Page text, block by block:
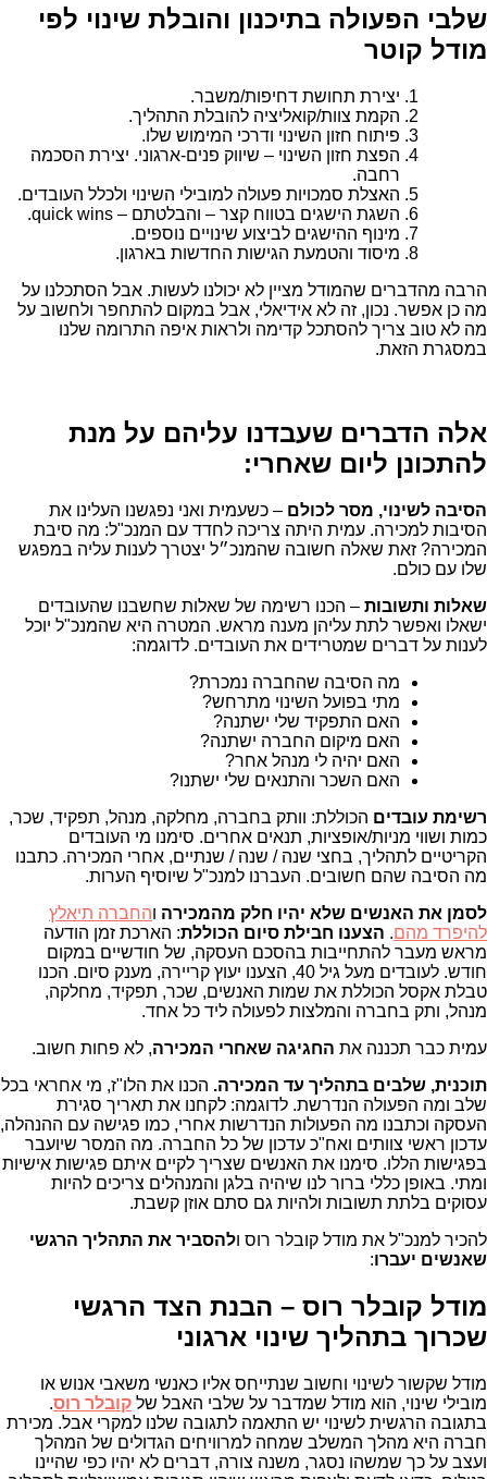
שלבי הפעולה בתיכנון והובלת שינוי לפי
מודל קוטר
יצירת תחושת דחיפות/משבר.
הקמת צוות/קואליציה להובלת התהליך.
פיתוח חזון השינוי ודרכי המימוש שלו.
הפצת חזון השינוי – שיווק פנים-ארגוני. יצירת הסכמה
רחבה.
האצלת סמכויות פעולה למובילי השינוי ולכלל העובדים.
השגת הישגים בטווח קצר – והבלטתם – quick wins.
מינוף ההישגים לביצוע שינויים נוספים.
מיסוד והטמעת הגישות החדשות בארגון.
הרבה מהדברים שהמודל מציין לא יכולנו לעשות. אבל הסתכלנו על
מה כן אפשר. נכון, זה לא אידיאלי, אבל במקום להתחפר ולחשוב על
מה לא טוב צריך להסתכל קדימה ולראות איפה התרומה שלנו
במסגרת הזאת.
אלה הדברים שעבדנו עליהם על מנת
להתכונן ליום שאחרי:
הסיבה לשינוי, מסר לכולם – כשעמית ואני נפגשנו העלינו את
הסיבות למכירה. עמית היתה צריכה לחדד עם המנכ"ל: מה סיבת
המכירה? זאת שאלה חשובה שהמנכ״ל יצטרך לענות עליה במפגש
שלו עם כולם.
שאלות ותשובות – הכנו רשימה של שאלות שחשבנו שהעובדים
ישאלו ואפשר לתת עליהן מענה מראש. המטרה היא שהמנכ"ל יוכל
לענות על דברים שמטרידים את העובדים. לדוגמה:
מה הסיבה שהחברה נמכרת?
מתי בפועל השינוי מתרחש?
האם התפקיד שלי ישתנה?
האם מיקום החברה ישתנה?
האם יהיה לי מנהל אחר?
האם השכר והתנאים שלי ישתנו?
רשימת עובדים הכוללת: וותק בחברה, מחלקה, מנהל, תפקיד, שכר,
כמות ושווי מניות/אופציות, תנאים אחרים. סימנו מי העובדים
הקריטיים לתהליך, בחצי שנה / שנה / שנתיים, אחרי המכירה. כתבנו
מה הסיבה שהם חשובים. העברנו למנכ"ל שיוסיף הערות.
לסמן את האנשים שלא יהיו חלק מהמכירה והחברה תיאלץ
להיפרד מהם. הצענו חבילת סיום הכוללת: הארכת זמן הודעה
מראש מעבר להתחייבות בהסכם העסקה, של חודשיים במקום
חודש. לעובדים מעל גיל 40, הצענו יעוץ קריירה, מענק סיום. הכנו
טבלת אקסל הכוללת את שמות האנשים, שכר, תפקיד, מחלקה,
מנהל, ותק בחברה והמלצות לפעולה ליד כל אחד.
עמית כבר תכננה את החגיגה שאחרי המכירה, לא פחות חשוב.
תוכנית, שלבים בתהליך עד המכירה. הכנו את הלו"ז, מי אחראי בכל
שלב ומה הפעולה הנדרשת. לדוגמה: לקחנו את תאריך סגירת
העסקה וכתבנו מה הפעולות הנדרשות אחרי, כמו פגישה עם ההנהלה,
עדכון ראשי צוותים ואח"כ עדכון של כל החברה. מה המסר שיועבר
בפגישות הללו. סימנו את האנשים שצריך לקיים איתם פגישות אישיות
ומתי. באופן כללי ברור לנו שיהיה בלגן והמנהלים צריכים להיות
עסוקים בלתת תשובות ולהיות גם סתם אוזן קשבת.
להכיר למנכ"ל את מודל קובלר רוס ולהסביר את התהליך הרגשי
שאנשים יעברו:
מודל קובלר רוס – הבנת הצד הרגשי
שכרוך בתהליך שינוי ארגוני
מודל שקשור לשינוי וחשוב שנתייחס אליו כאנשי משאבי אנוש או
מובילי שינוי, הוא מודל שמדבר על שלבי האבל של קובלר רוס.
בתגובה הרגשית לשינוי יש התאמה לתגובה שלנו למקרי אבל. מכירת
חברה היא מהלך המשלב שמחה למרוויחים הגדולים של המהלך
ועצב על כך שמשהו נסגר, משנה צורה, דברים לא יהיו כפי שהיינו